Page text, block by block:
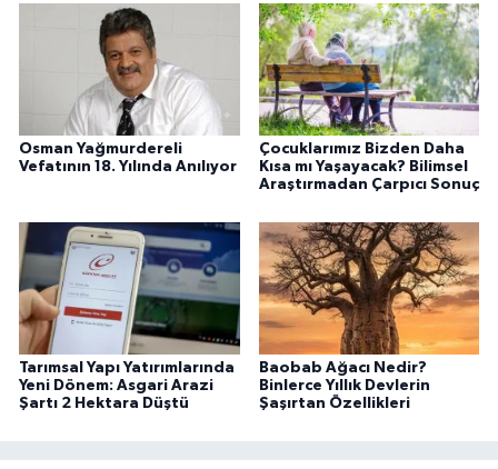
Osman Yağmurdereli
Vefatının 18. Yılında Anılıyor
Çocuklarımız Bizden Daha
Kısa mı Yaşayacak? Bilimsel
Araştırmadan Çarpıcı Sonuç
Tarımsal Yapı Yatırımlarında
Yeni Dönem: Asgari Arazi
Şartı 2 Hektara Düştü
Baobab Ağacı Nedir?
Binlerce Yıllık Devlerin
Şaşırtan Özellikleri